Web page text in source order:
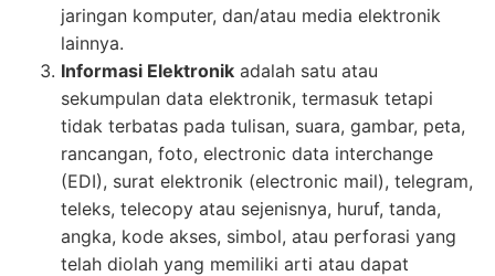
jaringan komputer, dan/atau media elektronik
lainnya.
Informasi Elektronik adalah satu atau
sekumpulan data elektronik, termasuk tetapi
tidak terbatas pada tulisan, suara, gambar, peta,
rancangan, foto, electronic data interchange
(EDI), surat elektronik (electronic mail), telegram,
teleks, telecopy atau sejenisnya, huruf, tanda,
angka, kode akses, simbol, atau perforasi yang
telah diolah yang memiliki arti atau dapat